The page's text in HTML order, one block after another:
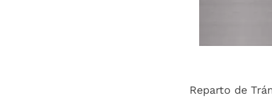
Reparto de